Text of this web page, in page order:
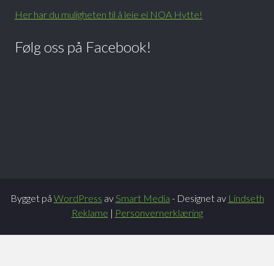
Her har du muligheten til å leie ei NOA Hytte!
Følg oss på Facebook!
Bygget på WordPress avSmart Media - Designet av Lindseth
Reklame | Personvernerklæring